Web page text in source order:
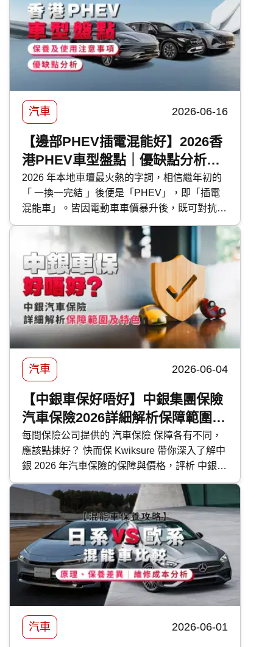
錢由 DIY 的百多元，到汽車美容店的幾千元不
等，到底該如何選擇？傳統打蠟與近年流行的
汽車鍍膜 又有甚麼分別？ 快而保 為你一文看清
汽車打蠟的好處、種類、價錢比較及常見問題，
助你選出最適合愛車的護理方案！
汽車 2026-06-16
【邊部PHEV插電混能好】2026香
港PHEV車型盤點｜優缺點分析｜
保養及使用注意事項
2026 年本地車壇最火熱的字詞，相信繼年初的
「 一換一完結 」後便是「PHEV」，即「插電
混能車」。皆因電動車車價暴升後，既可對抗油
魔又毋須為續航距離而煩惱的 PHEV 插電混能
車型，便成為各大代理力谷對象。今次 快而保
便為大家盤點本地最新的 PHEV 混能車型外，
還有選購及日常使用時的注意事項。
汽車 2026-06-04
【中銀車保好唔好】中銀集團保險
汽車保險2026詳細解析保障範圍及
特色
每間保險公司提供的 汽車保險 保障各有不同，
應該點揀好？ 快而保 Kwiksure 帶你深入了解中
銀 2026 年汽車保險的保障與價格，評析 中銀汽
車保險 優缺點，助你選擇最合適的車保方案。
汽車 2026-06-01